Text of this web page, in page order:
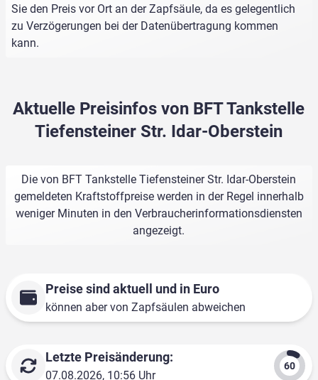
Sie den Preis vor Ort an der Zapfsäule, da es gelegentlich
zu Verzögerungen bei der Datenübertragung kommen
kann.
Aktuelle Preisinfos von BFT Tankstelle
Tiefensteiner Str. Idar-Oberstein
Die von BFT Tankstelle Tiefensteiner Str. Idar-Oberstein
gemeldeten Kraftstoffpreise werden in der Regel innerhalb
weniger Minuten in den Verbraucherinformationsdiensten
angezeigt.
Preise sind aktuell und in Euro
können aber von Zapfsäulen abweichen
Letzte Preisänderung:
07.08.2026, 10:56 Uhr